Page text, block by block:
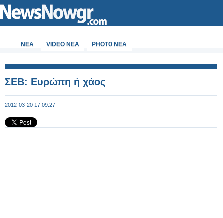
ΝΕΑ VIDEO NEA PHOTO NEA
ΣΕΒ: Ευρώπη ή χάος
2012-03-20 17:09:27